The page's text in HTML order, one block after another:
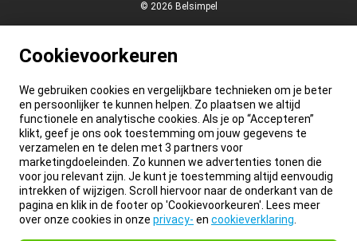
© 2026 Belsimpel
Cookievoorkeuren
We gebruiken cookies en vergelijkbare technieken om je beter
en persoonlijker te kunnen helpen. Zo plaatsen we altijd
functionele en analytische cookies. Als je op “Accepteren”
klikt, geef je ons ook toestemming om jouw gegevens te
verzamelen en te delen met 3 partners voor
marketingdoeleinden. Zo kunnen we advertenties tonen die
voor jou relevant zijn. Je kunt je toestemming altijd eenvoudig
intrekken of wijzigen. Scroll hiervoor naar de onderkant van de
pagina en klik in de footer op 'Cookievoorkeuren'. Lees meer
over onze cookies in onze privacy- en cookieverklaring